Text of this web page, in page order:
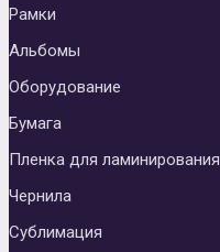
Рамки
Альбомы
Оборудование
Бумага
Пленка для ламинирования
Чернила
Сублимация